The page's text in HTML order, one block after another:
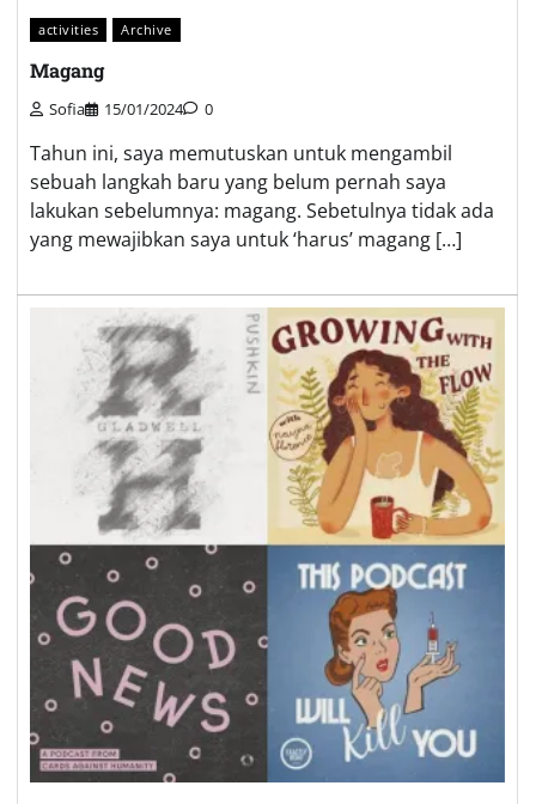
activities Archive
Magang
Sofia 15/01/2024 0
Tahun ini, saya memutuskan untuk mengambil
sebuah langkah baru yang belum pernah saya
lakukan sebelumnya: magang. Sebetulnya tidak ada
yang mewajibkan saya untuk ‘harus’ magang […]